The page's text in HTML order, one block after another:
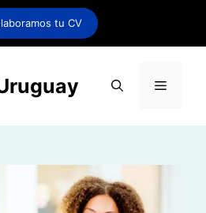
tu CV
Menú